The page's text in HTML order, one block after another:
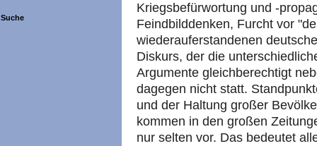
Suche
Kriegsbefürwortung und -
Feindbilddenken, Furcht vor
wiederauferstandenen
Diskurs, der die
Argumente gleichberechtigt
dagegen nicht statt.
und der Haltung großer
kommen in den großen
nur selten vor. Das bedeutet